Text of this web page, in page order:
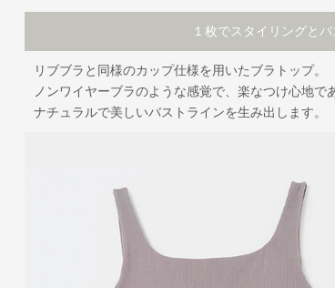
１枚でスタイリングと
リブブラと同様のカップ仕様を用いたブラトップ。
ノンワイヤーブラのような感覚で、楽なつけ心地で
ナチュラルで美しいバストラインを生み出します。